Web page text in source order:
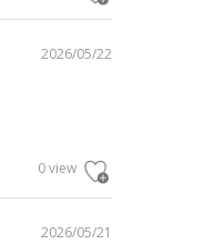
2026/05/22
0 view
2026/05/21